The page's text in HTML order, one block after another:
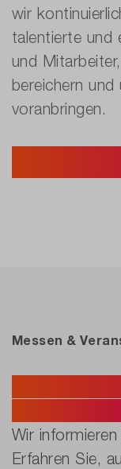
wir
talentierte und
und
bereichern und
voranbringen.
Messen &
Wir
Erfahren Sie,